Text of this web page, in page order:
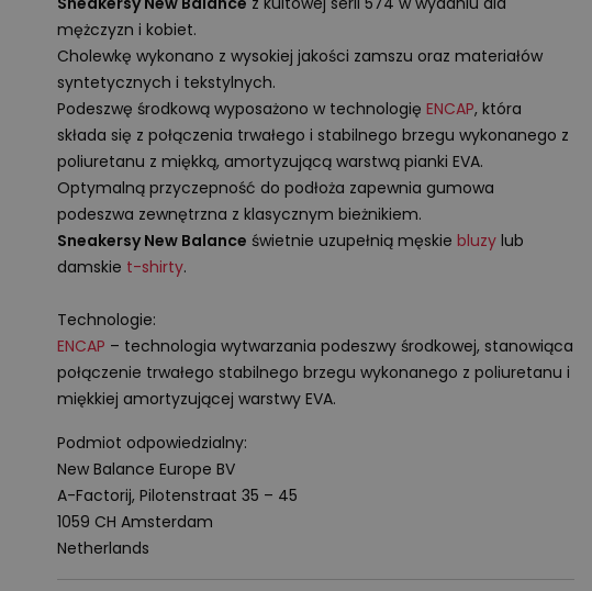
mężczyzn i kobiet.
Cholewkę wykonano z wysokiej jakości zamszu oraz materiałów
syntetycznych i tekstylnych.
Podeszwę środkową wyposażono w technologię ENCAP, która
składa się z połączenia trwałego i stabilnego brzegu wykonanego z
poliuretanu z miękką, amortyzującą warstwą pianki EVA.
Optymalną przyczepność do podłoża zapewnia gumowa
podeszwa zewnętrzna z klasycznym bieżnikiem.
Sneakersy New Balance świetnie uzupełnią męskie bluzylub
damskie t-shirty.
Technologie:
ENCAP – technologia wytwarzania podeszwy środkowej, stanowiąca
połączenie trwałego stabilnego brzegu wykonanego z poliuretanu i
miękkiej amortyzującej warstwy EVA.
Podmiot odpowiedzialny:
New Balance Europe BV
A-Factorij, Pilotenstraat 35 – 45
1059 CH Amsterdam
Netherlands